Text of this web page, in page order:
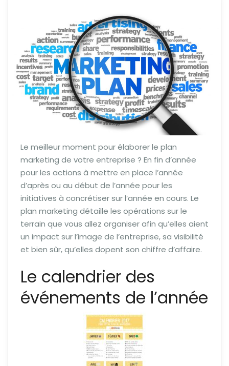
Le meilleur moment pour élaborer le plan
marketing de votre entreprise ? En fin d’année
pour les actions à mettre en place l’année
d’après ou au début de l’année pour les
initiatives à concrétiser sur l’année en cours. Le
plan marketing détaille les opérations sur le
terrain que vous allez organiser afin qu’elles aient
un impact sur l’image de l’entreprise, sa visibilité
et bien sûr, qu’elles dopent son chiffre d’affaire.
Le calendrier des
événements de l’année